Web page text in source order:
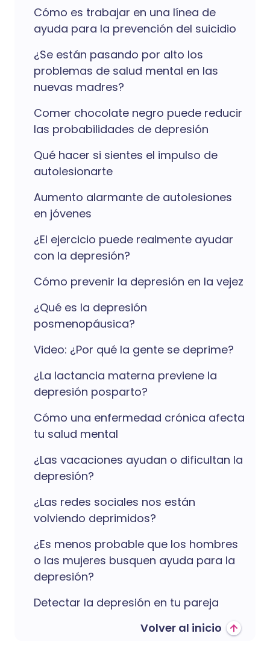
Cómo es trabajar en una línea de
ayuda para la prevención del suicidio
¿Se están pasando por alto los
problemas de salud mental en las
nuevas madres?
Comer chocolate negro puede reducir
las probabilidades de depresión
Qué hacer si sientes el impulso de
autolesionarte
Aumento alarmante de autolesiones
en jóvenes
¿El ejercicio puede realmente ayudar
con la depresión?
Cómo prevenir la depresión en la vejez
¿Qué es la depresión
posmenopáusica?
Video: ¿Por qué la gente se deprime?
¿La lactancia materna previene la
depresión posparto?
Cómo una enfermedad crónica afecta
tu salud mental
¿Las vacaciones ayudan o dificultan la
depresión?
¿Las redes sociales nos están
volviendo deprimidos?
¿Es menos probable que los hombres
o las mujeres busquen ayuda para la
depresión?
Detectar la depresión en tu pareja
Volver al inicio